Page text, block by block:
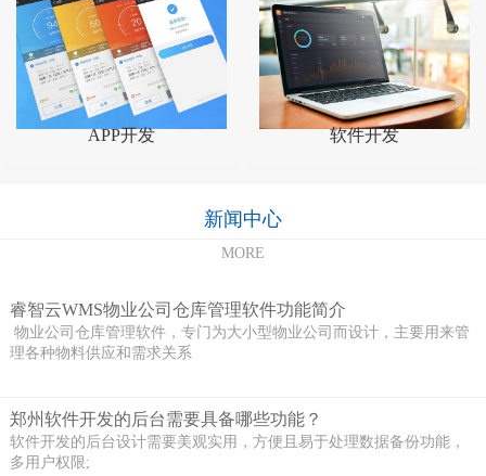
APP开发 软件开发
新闻中心
MORE
睿智云WMS物业公司仓库管理软件功能简介
物业公司仓库管理软件，专门为大小型物业公司而设计，主要用来管
理各种物料供应和需求关系
郑州软件开发的后台需要具备哪些功能？
软件开发的后台设计需要美观实用，方便且易于处理数据备份功能，
多用户权限;